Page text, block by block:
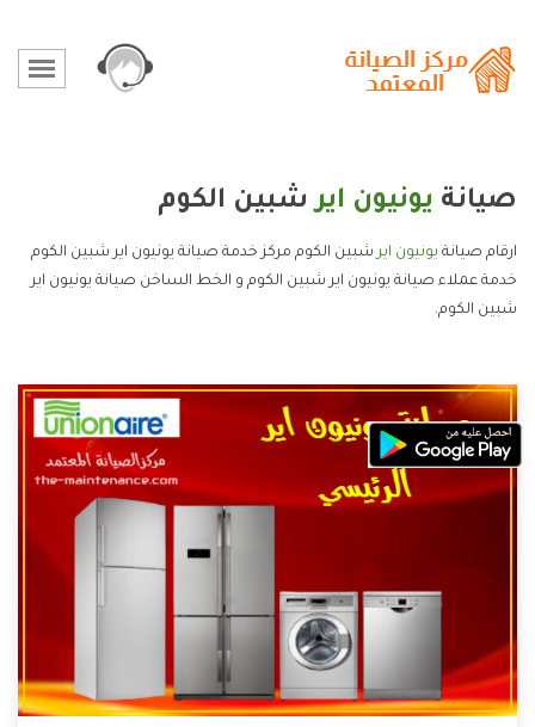
صيانة يونيون ايرشبين الكوم
ارقام صيانة يونيون ايرشبين الكوم مركز خدمة صيانة يونيون اير شبين الكوم
خدمة عملاء صيانة يونيون اير شبين الكوم و الخط الساخن صيانة يونيون اير
شبين الكوم.